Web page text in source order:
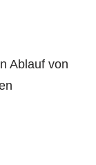
Ablauf von